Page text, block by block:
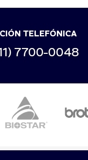
TELEFÓNICA
7700-0048